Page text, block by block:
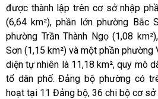
được thành lập trên cơ sởnhập
(6,64 km²), phần lớn phường Bắc
phường Trần Thành Ngọ (1,08
Sơn (1,15 km²) và một phần phường
diệntự nhiên là 11,18 km², quy mô
tổ dân phố. Đảng bộ phường có
hoạt tại 11 Đảng bộ, 36 chi bộ cơ